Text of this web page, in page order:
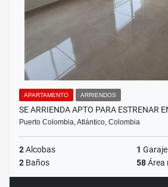
APARTAMENTO ARRIENDOS
SE ARRIENDA APTO PARA ESTRENAR
Puerto Colombia, Atlántico, Colombia
2Alcobas 1 Garaje
2 Baños 58Área